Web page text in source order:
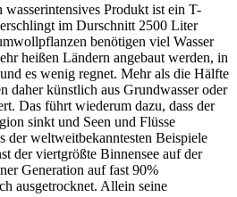
Produkt ist ein T-
im Durschnitt 2500 Liter
benötigen viel Wasser
heißen Ländern angebaut werden, in
es wenig regnet. Mehr als die Hälfte
daher künstlich aus Grundwasser oder
Das führt wiederum dazu, dass der
sinkt und Seen und Flüsse
der weltweitbekanntesten Beispiele
der viertgrößte Binnensee auf der
Generation auf fast 90%
ausgetrocknet. Allein seine